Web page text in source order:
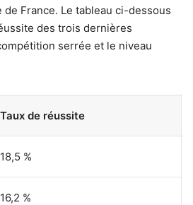
de France. Le tableau ci-dessous
des trois dernières
serrée et le niveau
Taux de réussite
18,5 %
16,2 %